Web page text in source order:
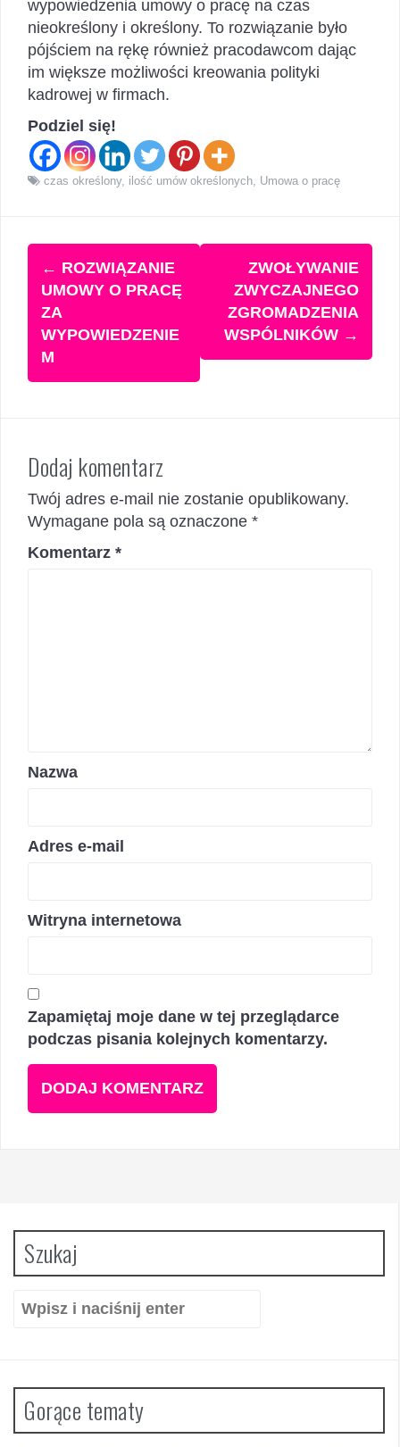
wypowiedzenia umowy o pracę na czas
nieokreślony i określony. To rozwiązanie było
pójściem na rękę również pracodawcom dając
im większe możliwości kreowania polityki
kadrowej w firmach.
Podziel się!
czas określony, ilość umów określonych Umowa o pracę
Zobacz
wpisy
← ROZWIĄZANIE
UMOWY O PRACĘ
ZA
WYPOWIEDZENIE
M
ZWOŁYWANIE
ZWYCZAJNEGO
ZGROMADZENIA
WSPÓLNIKÓW →
Dodaj komentarz
Twój adres e-mail nie zostanie opublikowany.
Wymagane pola są oznaczone *
Komentarz *
Nazwa
Adres e-mail
Witryna internetowa
Zapamiętaj moje dane w tej przeglądarce
podczas pisania kolejnych komentarzy.
Szukaj
Szukaj:
Gorące tematy